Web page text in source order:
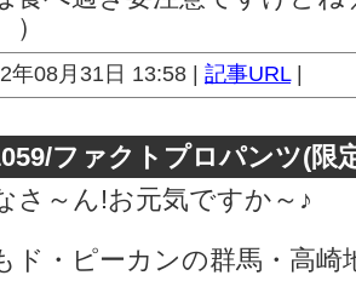
08月31日 13:58 | 記事URL|
ファクトプロパンツ(限
さ～ん!お元気ですか～♪
ド・ピーカンの群馬・高崎